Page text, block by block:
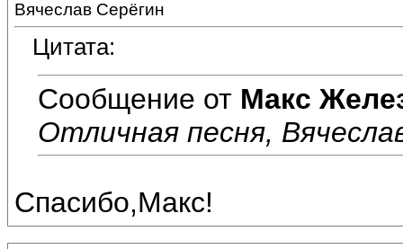
Вячеслав Серёгин
Цитата:
Сообщение от Макс
Отличная песня,
Спасибо,Макс!